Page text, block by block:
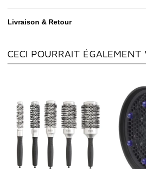
Livraison & Retour
CECI POURRAIT ÉGALEMENT